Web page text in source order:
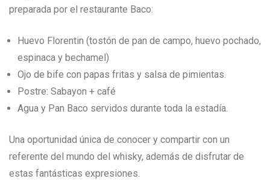
preparada por el restaurante Baco:
Huevo Florentin (tostón de pan de campo, huevo pochado,
espinaca y bechamel)
Ojo de bife con papas fritas y salsa de pimientas.
Postre: Sabayon + café
Agua y Pan Baco servidos durante toda la estadía.
Una oportunidad única de conocer y compartir con un
referente del mundo del whisky, además de disfrutar de
estas fantásticas expresiones.